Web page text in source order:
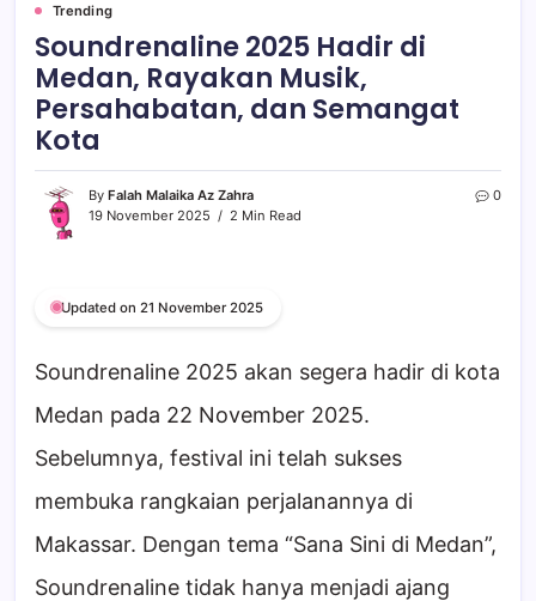
Trending
Soundrenaline 2025 Hadir di
Medan, Rayakan Musik,
Persahabatan, dan Semangat
Kota
By Falah Malaika Az Zahra
19 November 2025
2 Min Read
0
Updated on 21 November 2025
Soundrenaline 2025 akan segera hadir di kota
Medan pada 22 November 2025.
Sebelumnya, festival ini telah sukses
membuka rangkaian perjalanannya di
Makassar. Dengan tema “Sana Sini di Medan”,
Soundrenaline tidak hanya menjadi ajang